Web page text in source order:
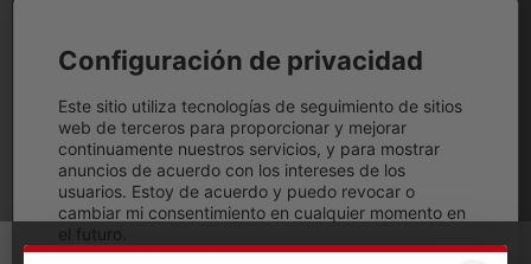
Compra
de
forma
segura
a tráves
de
Configuración de privacidad
Este sitio utiliza tecnologías de seguimiento de sitios
web de terceros para proporcionar y mejorar
continuamente nuestros servicios, y para mostrar
anuncios de acuerdo con los intereses de los
usuarios. Estoy de acuerdo y puedo revocar o
cambiar mi consentimiento en cualquier momento en
el futuro.